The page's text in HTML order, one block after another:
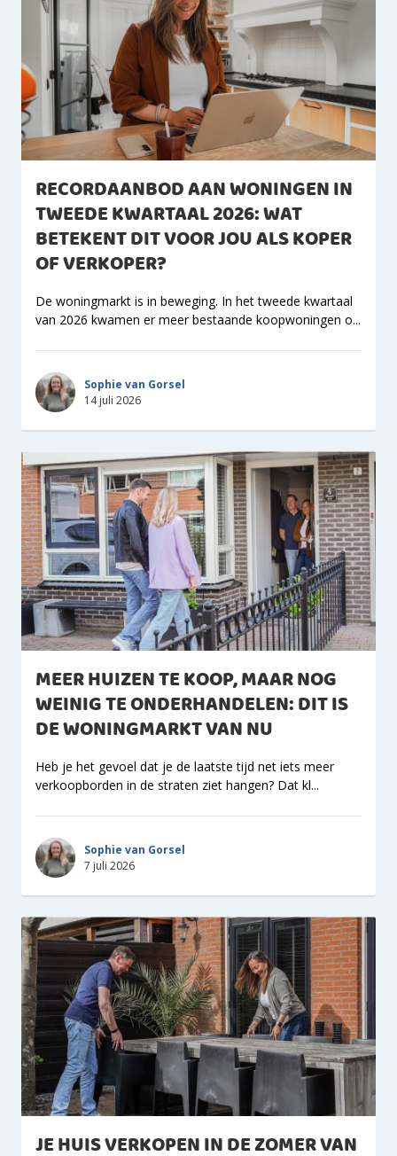
RECORDAANBOD AAN WONINGEN IN
TWEEDE KWARTAAL 2026: WAT
BETEKENT DIT VOOR JOU ALS KOPER
OF VERKOPER?
De woningmarkt is in beweging. In het tweede kwartaal
van 2026 kwamen er meer bestaande koopwoningen o...
Sophie van Gorsel
14 juli 2026
MEER HUIZEN TE KOOP, MAAR NOG
WEINIG TE ONDERHANDELEN: DIT IS
DE WONINGMARKT VAN NU
Heb je het gevoel dat je de laatste tijd net iets meer
verkoopborden in de straten ziet hangen? Dat kl...
Sophie van Gorsel
7 juli 2026
JE HUIS VERKOPEN IN DE ZOMER VAN